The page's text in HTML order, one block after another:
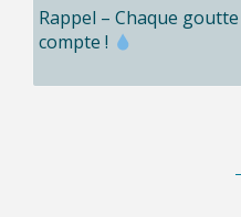
Rappel – Chaque goutte
compte !